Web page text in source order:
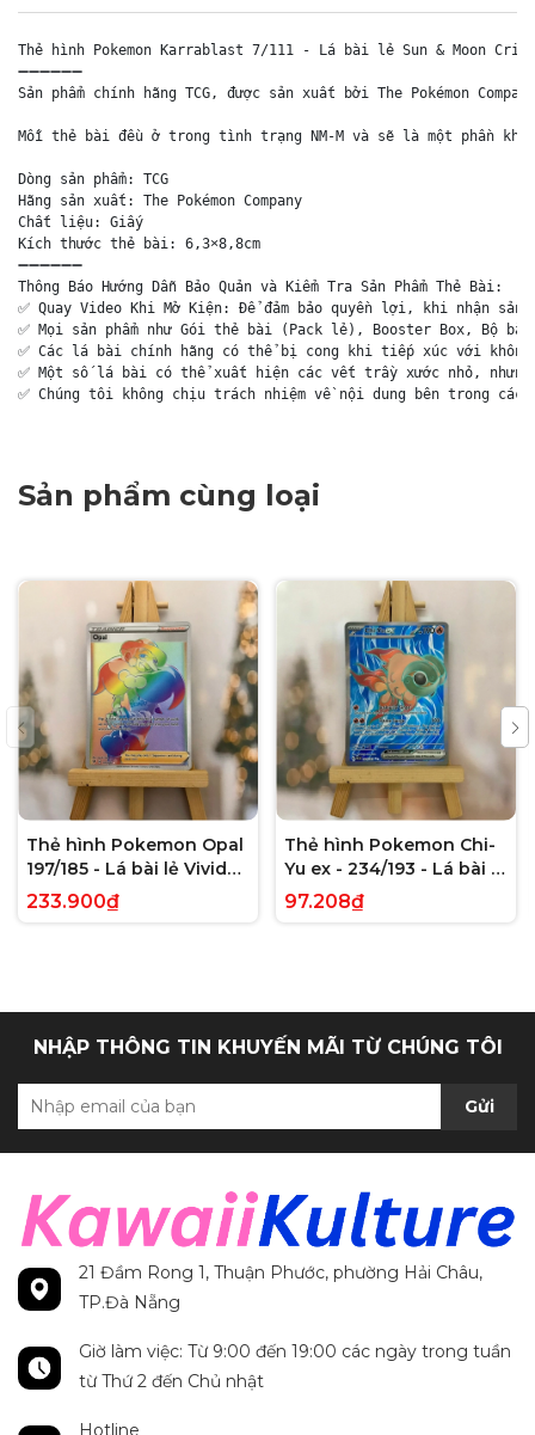
Thẻ hình Pokemon Karrablast 7/111 - Lá bài lẻ Sun & Moon
➖➖➖➖➖➖
Sản phẩm chính hãng TCG, được sản xuất bởi The Pokémon
Mỗi thẻ bài đều ở trong tình trạng NM-M và sẽ là một phần
Dòng sản phẩm: TCG
Hãng sản xuất: The Pokémon Company
Chất liệu: Giấy
Kích thước thẻ bài: 6,3×8,8cm
➖➖➖➖➖➖
Thông Báo Hướng Dẫn Bảo Quản và Kiểm Tra Sản Phẩm Thẻ Bài:
✅ Quay Video Khi Mở Kiện: Để đảm bảo quyền lợi, khi nhận
✅ Mọi sản phẩm như Gói thẻ bài (Pack lẻ), Booster Box, Bộ
✅ Các lá bài chính hãng có thể bị cong khi tiếp xúc với
✅ Một số lá bài có thể xuất hiện các vết trầy xước nhỏ,
✅ Chúng tôi không chịu trách nhiệm về nội dung bên trong
Sản phẩm cùng loại
Thẻ hình Pokemon Opal
197/185 - Lá bài lẻ Vivid
Voltage Hyper Rare tiếng
Anh chính hãng
233.900₫
Thẻ hình Pokemon Chi-
Yu ex - 234/193 - Lá bài lẻ
Paldea Evolved Full Art
Secret Rare tiếng Anh
97.208₫
NHẬP THÔNG TIN KHUYẾN MÃI TỪ CHÚNG TÔI
Gửi
21 Đầm Rong 1, Thuận Phước, phường Hải Châu,
TP.Đà Nẵng
Giờ làm việc: Từ 9:00 đến 19:00 các ngày trong tuần
từ Thứ 2 đến Chủ nhật
Hotline